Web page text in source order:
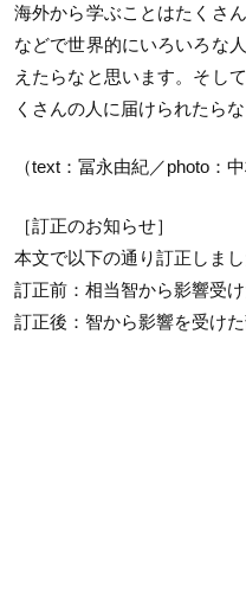
海外から学ぶことはたくさ
などで世界的にいろいろな
えたらなと思います。そし
くさんの人に届けられたらな
（text：冨永由紀／photo：中
［訂正のお知らせ］
本文で以下の通り訂正しまし
訂正前：相当智から影響受け
訂正後：智から影響を受け